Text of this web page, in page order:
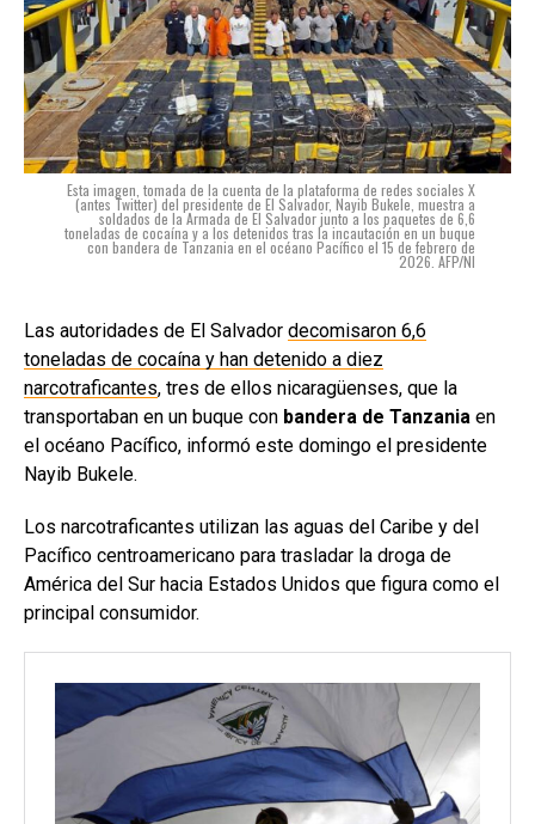
Esta imagen, tomada de la cuenta de la plataforma de redes sociales X
(antes Twitter) del presidente de El Salvador, Nayib Bukele, muestra a
soldados de la Armada de El Salvador junto a los paquetes de 6,6
toneladas de cocaína y a los detenidos tras la incautación en un buque
con bandera de Tanzania en el océano Pacífico el 15 de febrero de
2026. AFP/NI
Las autoridades de El Salvador decomisaron 6,6
toneladas de cocaína y han detenido a diez
narcotraficantes, tres de ellos nicaragüenses, que la
transportaban en un buque con bandera de Tanzania en
el océano Pacífico, informó este domingo el presidente
Nayib Bukele.
Los narcotraficantes utilizan las aguas del Caribe y del
Pacífico centroamericano para trasladar la droga de
América del Sur hacia Estados Unidos que figura como el
principal consumidor.